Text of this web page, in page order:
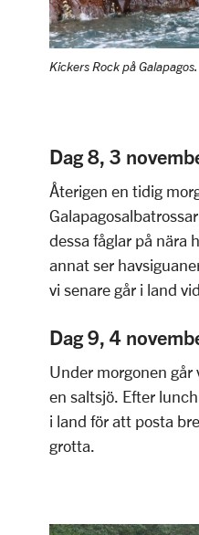
Kickers Rock på Galapagos.
Dag 8, 3
Återigen en tidig
dessa fåglar på nära
annat ser
vi senare går i land
Dag 9, 4
Under morgonen går
en saltsjö. Efter
i land för att posta
grotta.